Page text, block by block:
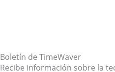
Boletín de TimeWaver
Recibe información sobre la